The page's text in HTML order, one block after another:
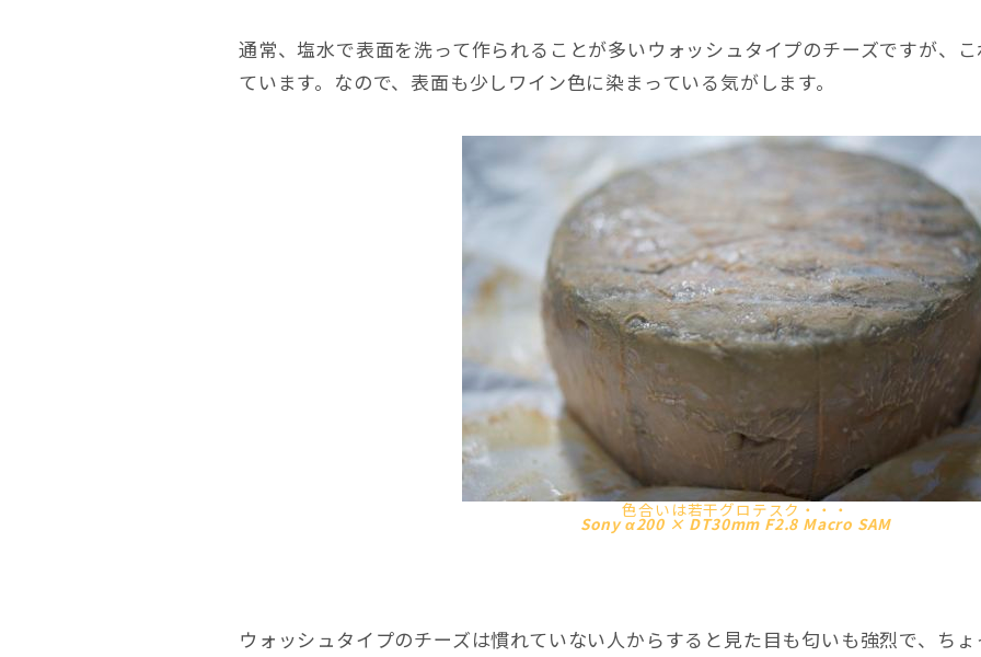
通常、塩水で表面を洗って作られることが多いウォッシュタイプのチーズですが、
ています。なので、表面も少しワイン色に染まっている気がします。
色合いは若干グロテスク・・・
Sony α200 × DT30mm F2.8 Macro SAM
ウォッシュタイプのチーズは慣れていない人からすると見た目も匂いも強烈で、ち